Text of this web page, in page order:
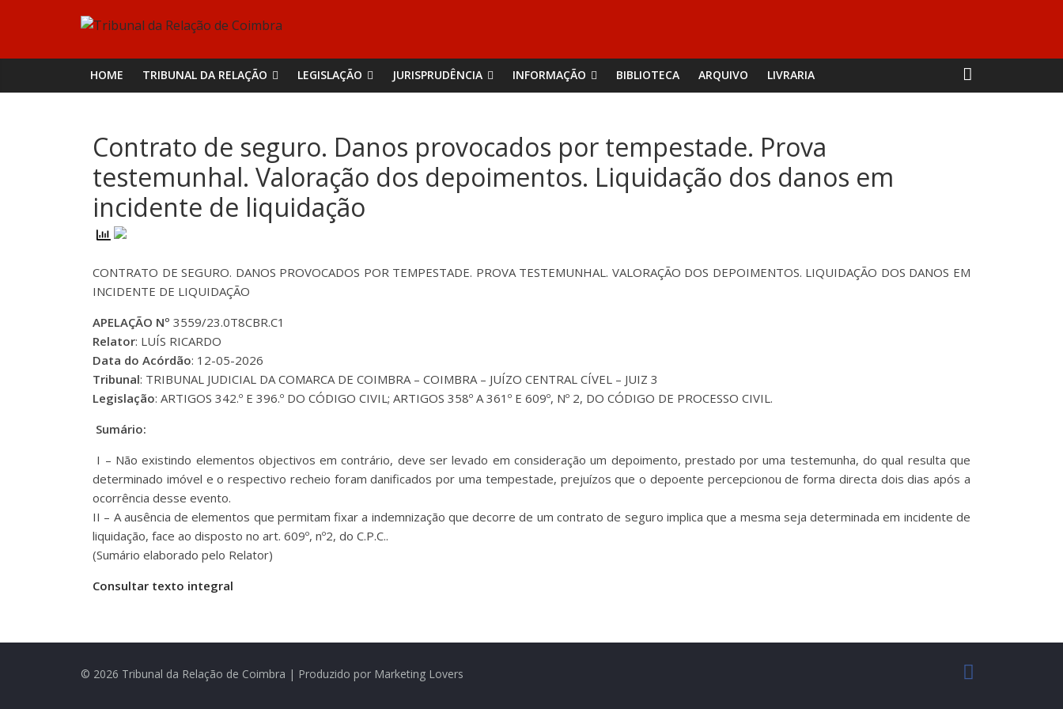
Tribunal
da
de
Coimbra
HOME TRIBUNAL DA RELAÇÃO LEGISLAÇÃO JURISPRUDÊNCIA INFORMAÇÃO BIBLIOTECA ARQUIVO LIVRARIA
Contrato de seguro. Danos provocados por tempestade. Prova
testemunhal. Valoração dos depoimentos. Liquidação dos danos em
incidente de liquidação
CONTRATO DE SEGURO. DANOS PROVOCADOS POR TEMPESTADE. PROVA TESTEMUNHAL. VALORAÇÃO DOS DEPOIMENTOS. LIQUIDAÇÃO DOS DANOS EM
INCIDENTE DE LIQUIDAÇÃO
APELAÇÃO Nº 3559/23.0T8CBR.C1
Relator: LUÍS RICARDO
Data do Acórdão: 12-05-2026
Tribunal: TRIBUNAL JUDICIAL DA COMARCA DE COIMBRA – COIMBRA – JUÍZO CENTRAL CÍVEL – JUIZ 3
Legislação: ARTIGOS 342.º E 396.º DO CÓDIGO CIVIL; ARTIGOS 358º A 361º E 609º, Nº 2, DO CÓDIGO DE PROCESSO CIVIL.
Sumário:
I – Não existindo elementos objectivos em contrário, deve ser levado em consideração um depoimento, prestado por uma testemunha, do qual resulta que
determinado imóvel e o respectivo recheio foram danificados por uma tempestade, prejuízos que o depoente percepcionou de forma directa dois dias após a
ocorrência desse evento.
II – A ausência de elementos que permitam fixar a indemnização que decorre de um contrato de seguro implica que a mesma seja determinada em incidente de
liquidação, face ao disposto no art. 609º, nº2, do C.P.C..
(Sumário elaborado pelo Relator)
Consultar texto integral
© 2026 Tribunal da Relação de Coimbra | Produzido por Marketing Lovers